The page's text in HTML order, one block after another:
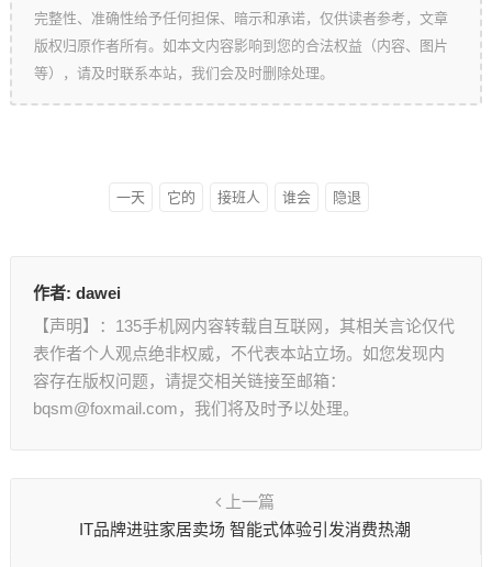
完整性、准确性给予任何担保、暗示和承诺，仅供读者参考，文章
版权归原作者所有。如本文内容影响到您的合法权益（内容、图片
等），请及时联系本站，我们会及时删除处理。
一天 它的 接班人 谁会 隐退
作者: dawei
【声明】：135手机网内容转载自互联网，其相关言论仅代
表作者个人观点绝非权威，不代表本站立场。如您发现内
容存在版权问题，请提交相关链接至邮箱：
bqsm@foxmail.com，我们将及时予以处理。
上一篇
IT品牌进驻家居卖场 智能式体验引发消费热潮